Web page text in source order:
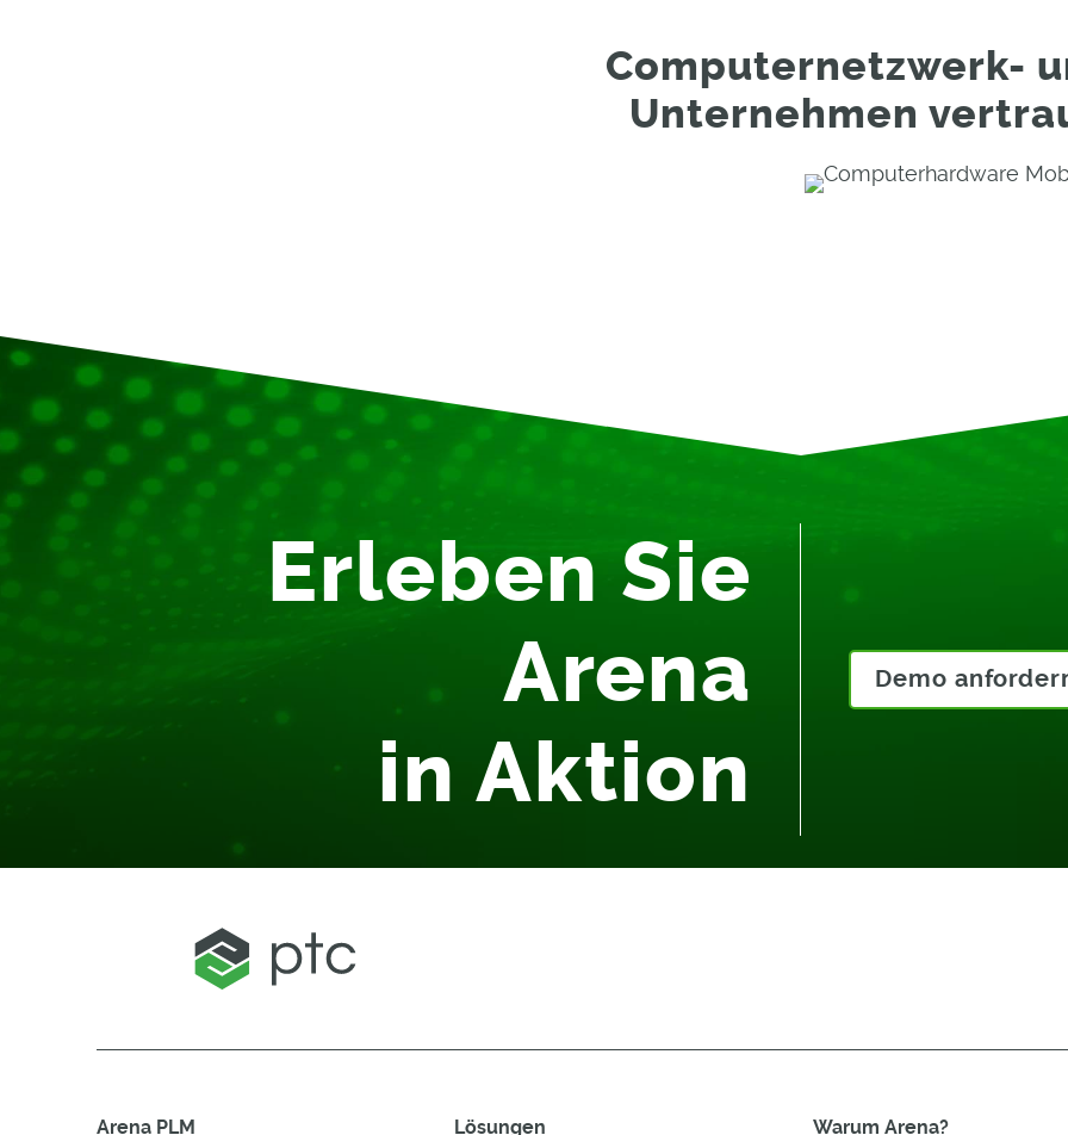
Computernetzwerk-
Unternehmen
Erleben Sie
Arena
in Aktion
Demo
Arena PLM Lösungen Warum Arena?